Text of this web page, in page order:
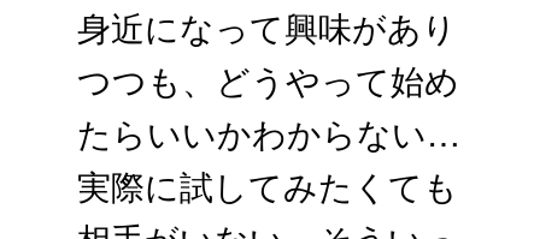
身近になって興味があり
つつも、どうやって始め
たらいいかわからない…
実際に試してみたくても